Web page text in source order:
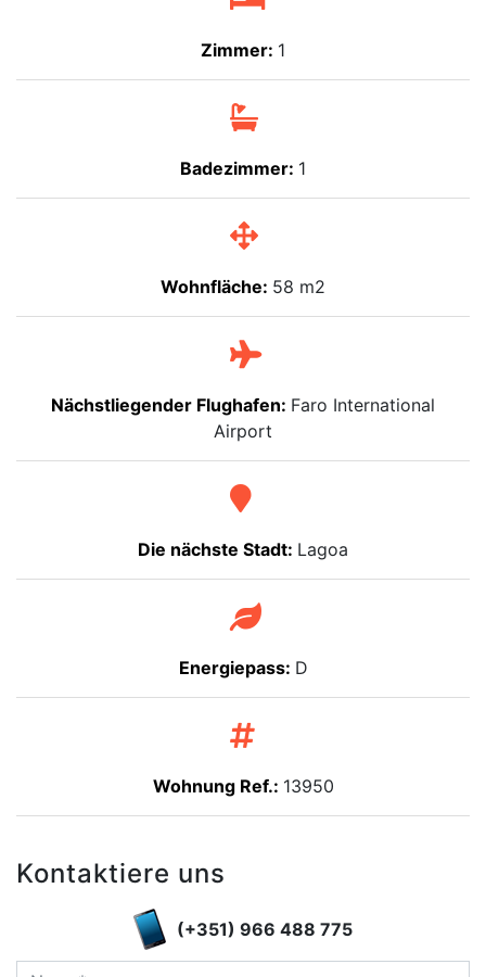
Zimmer: 1
Badezimmer: 1
Wohnfläche: 58 m2
Nächstliegender Flughafen: Faro International
Airport
Die nächste Stadt: Lagoa
Energiepass: D
Wohnung Ref.: 13950
Kontaktiere uns
(+351) 966 488 775